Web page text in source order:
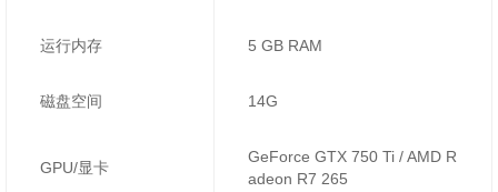
运行内存 5 GB RAM
磁盘空间 14G
GPU/显卡
GeForce GTX 750 Ti / AMD R
adeon R7 265